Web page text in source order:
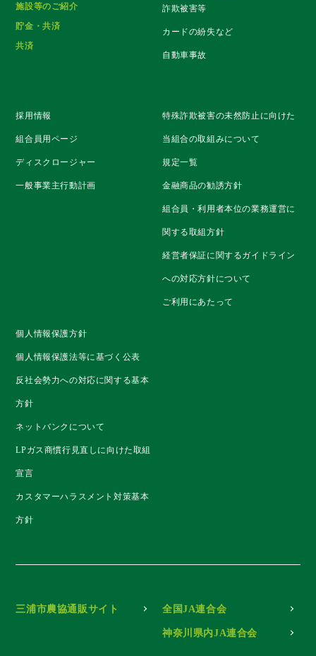
施設等のご紹介
貯金・共済
共済
詐欺被害等
カードの紛失など
自動車事故
採用情報
組合員用ページ
ディスクロージャー
一般事業主行動計画
特殊詐欺被害の未然防止に向けた
当組合の取組みについて
規定一覧
金融商品の勧誘方針
組合員・利用者本位の業務運営に
関する取組方針
経営者保証に関するガイドライン
への対応方針について
ご利用にあたって
個人情報保護方針
個人情報保護法等に基づく公表
反社会勢力への対応に関する基本
方針
ネットバンクについて
LPガス商慣行見直しに向けた取組
宣言
カスタマーハラスメント対策基本
方針
三浦市農協通販サイト 全国JA連合会
神奈川県内JA連合会